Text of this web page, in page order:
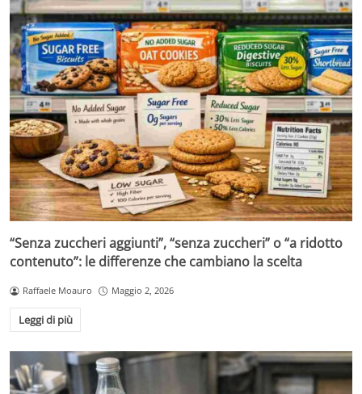
“Senza zuccheri aggiunti”, “senza zuccheri” o “a ridotto
contenuto”: le differenze che cambiano la scelta
Raffaele Moauro Maggio 2, 2026
Leggi di più